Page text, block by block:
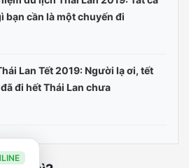
bị gì
tour Thái Lan uy tín
Thái Lan bao nhiêu tiền
2 người
Phuket
Koh Phi Phi
gì